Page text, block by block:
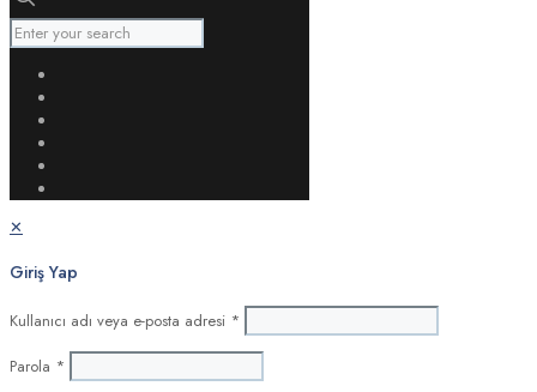
✕
Giriş Yap
Kullanıcı adı veya e-posta adresi *
Parola *